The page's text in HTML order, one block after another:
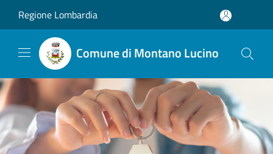
Regione Lombardia
Comune di Montano Lucino